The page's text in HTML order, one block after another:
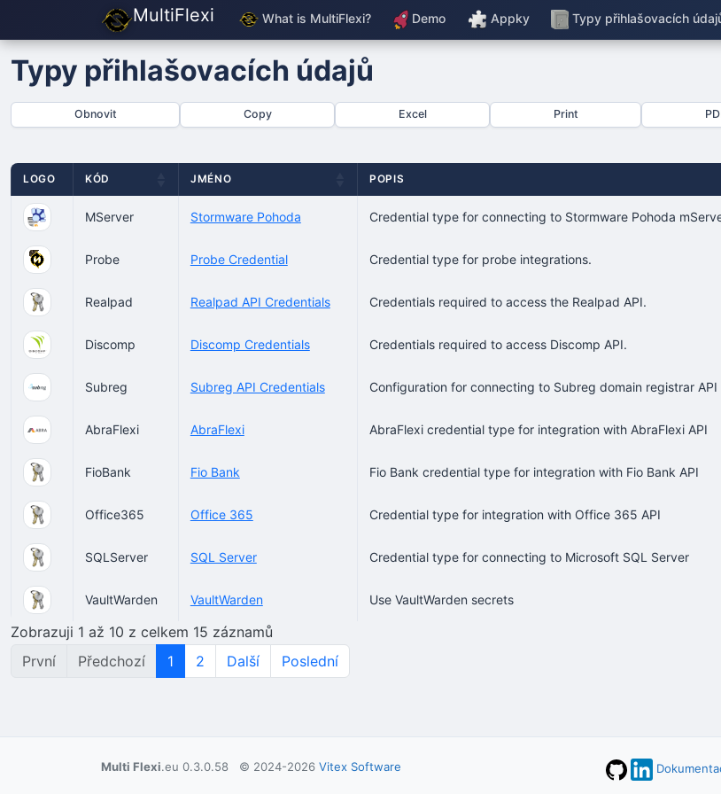
MultiFlexi What is MultiFlexi? Demo Appky Typy přihlašovacích
Typy přihlašovacích údajů
Obnovit Copy Excel Print
LOGO KÓD JMÉNO POPIS
MServer Stormware Pohoda Credential type for connecting to Stormware Pohoda
Probe Probe Credential Credential type for probe integrations.
Realpad Realpad API Credentials Credentials required to access the Realpad API.
Discomp Discomp Credentials Credentials required to access Discomp API.
Subreg Subreg API Credentials Configuration for connecting to Subreg domain registrar API
AbraFlexi AbraFlexi AbraFlexi credential type for integration with AbraFlexi API
FioBank Fio Bank Fio Bank credential type for integration with Fio Bank API
Office365 Office 365 Credential type for integration with Office 365 API
SQLServer SQL Server Credential type for connecting to Microsoft SQL Server
VaultWarden VaultWarden Use VaultWarden secrets
Zobrazuji 1 až 10 z celkem 15 záznamů
První
Předchozí 1 2 Další Poslední
Multi Flexi.eu 0.3.0.58 © 2024-2026 Vitex Software